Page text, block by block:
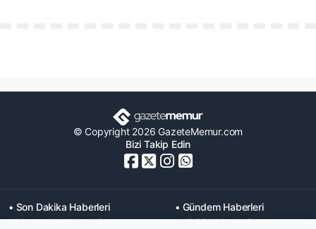
© Copyright 2026 GazeteMemur.com
Bizi Takip Edin
• Son Dakika Haberleri
• Gündem Haberleri
• Memurlar Haberleri
• KPSS Haberleri